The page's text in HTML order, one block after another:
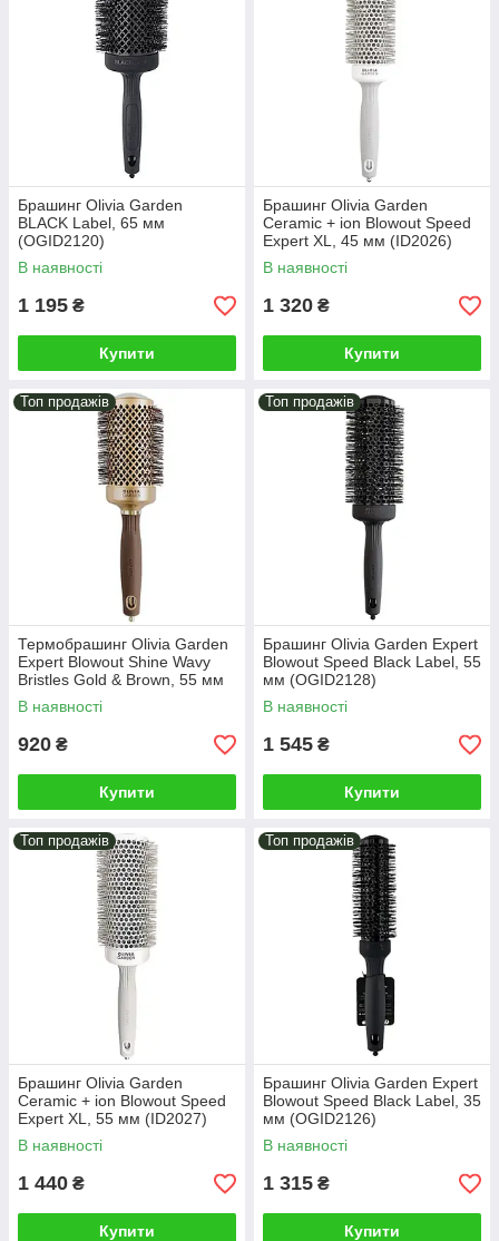
Брашинг Olivia Garden
BLACK Label, 65 мм
(OGID2120)
В наявності
1 195 ₴
Купити
Брашинг Olivia Garden
Ceramic + ion Blowout Speed
Expert XL, 45 мм (ID2026)
В наявності
1 320 ₴
Купити
Топ продажів
Термобрашинг Olivia Garden
Expert Blowout Shine Wavy
Bristles Gold & Brown, 55 мм
(ID2051)
В наявності
920 ₴
Купити
Топ продажів
Брашинг Olivia Garden Expert
Blowout Speed Black Label, 55
мм (OGID2128)
В наявності
1 545 ₴
Купити
Топ продажів
Брашинг Olivia Garden
Ceramic + ion Blowout Speed
Expert XL, 55 мм (ID2027)
В наявності
1 440 ₴
Купити
Топ продажів
Брашинг Olivia Garden Expert
Blowout Speed Black Label, 35
мм (OGID2126)
В наявності
1 315 ₴
Купити